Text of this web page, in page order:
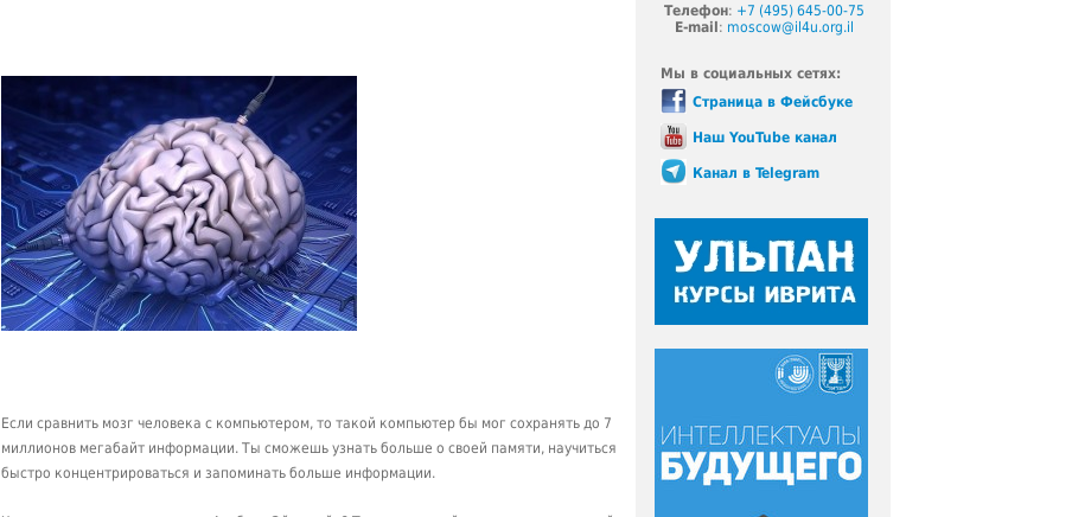
Если сравнить мозг человека с компьютером, то такой компьютер бы мог сохранять до 7
миллионов мегабайт информации. Ты сможешь узнать больше о своей памяти, научиться
быстро концентрироваться и запоминать больше информации.
Телефон: +7 (495) 645-00-75
E-mail : moscow@il4u.org.il
Мы в социальных сетях:
Страница в Фейсбуке
Наш YouTube канал
Канал в Telegram